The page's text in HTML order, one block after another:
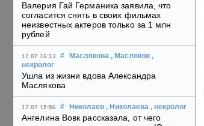
Валерия Гай Германика заявила, что
согласится снять в своих фильмах
неизвестных актеров только за 1 млн
рублей
17.07 16:13 # Маслякова , Масляков ,
некролог
Ушла из жизни вдова Александра
Маслякова
17.07 15:56 # Николаев , Николаева , некролог
Ангелина Вовк рассказала, от чего